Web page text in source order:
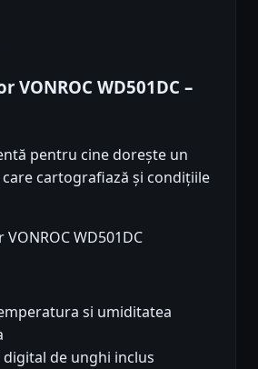
VONROC WD501DC –
pentru cine dorește un
cartografiază și condițiile
si umiditatea
de unghi inclus